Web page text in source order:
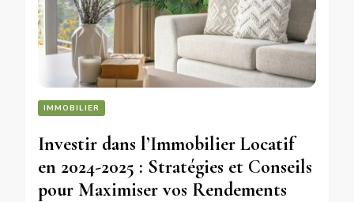
IMMOBILIER
Investir dans l’Immobilier Locatif
en 2024-2025 : Stratégies et Conseils
pour Maximiser vos Rendements